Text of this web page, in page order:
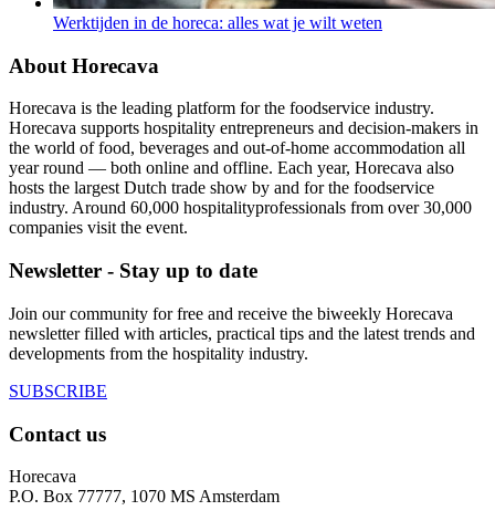
Werktijden in de horeca: alles wat je wilt weten
About Horecava
Horecava is the leading platform for the foodservice industry.
Horecava supports hospitality entrepreneurs and decision-makers in
the world of food, beverages and out-of-home accommodation all
year round — both online and offline. Each year, Horecava also
hosts the largest Dutch trade show by and for the foodservice
industry. Around 60,000 hospitalityprofessionals from over 30,000
companies visit the event.
Newsletter - Stay up to date
Join our community for free and receive the biweekly Horecava
newsletter filled with articles, practical tips and the latest trends and
developments from the hospitality industry.
SUBSCRIBE
Contact us
Horecava
P.O. Box 77777, 1070 MS Amsterdam